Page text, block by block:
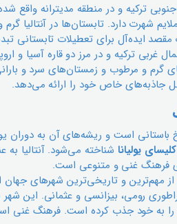
جنوبی ترکیه و در منطقه مدیترانه
شهرت دارد. تابستان‌ها در
مقصد ایده‌آل برای تعطیلات تابستانی
غربی ترکیه و در مرز دو قاره آسیا و
گرم و مرطوب و زمستان‌های سرد و
جاذبه‌های خاص خود را ارائه می‌دهد.
باستانی است و ریشه‌های آن به دوران
کلیسای یولیانا شناخته می‌شود. آنتالیا
فرهنگ غنی و متنوعی است.
از مهم‌ترین و تاریخی‌ترین شهرهای
رومی، بیزانسی و عثمانی. این شهر
را به خود جذب کرده است. فرهنگ غنی